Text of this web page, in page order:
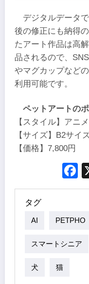
デジタルデータ
後の修正にも納得
たアート作品は高
品されるので、
やマグカップなど
利用可能です。
ペットアートの
【スタイル】アニ
【サイズ】B2サイ
【価格】7,800円
タグ
AI PETPHO
スマートシニア
犬 猫